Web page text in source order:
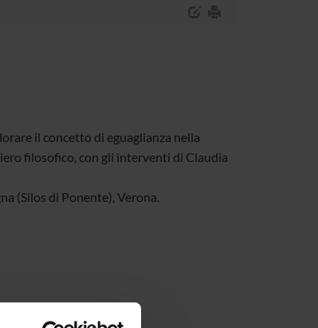
il concetto di eguaglianza nella
filosofico, con gli interventi di Claudia
(Silos di Ponente), Verona.